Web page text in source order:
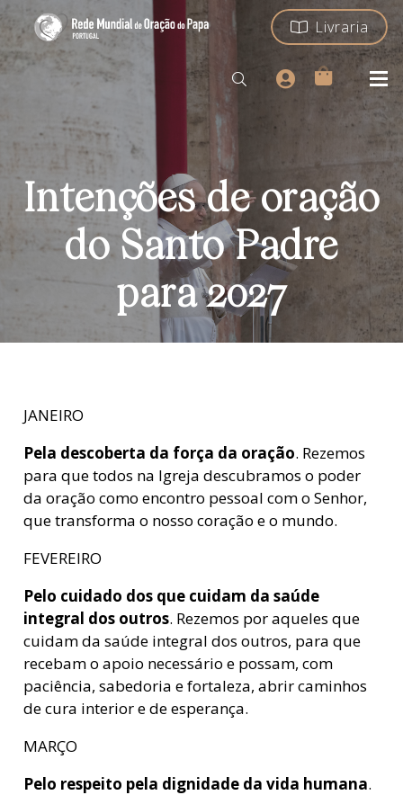
Livraria
Intenções de oração
do Santo Padre
para 2027
JANEIRO
Pela descoberta da força da oração. Rezemos
para que todos na Igreja descubramos o poder
da oração como encontro pessoal com o Senhor,
que transforma o nosso coração e o mundo.
FEVEREIRO
Pelo cuidado dos que cuidam da saúde
integral dos outros. Rezemos por aqueles que
cuidam da saúde integral dos outros, para que
recebam o apoio necessário e possam, com
paciência, sabedoria e fortaleza, abrir caminhos
de cura interior e de esperança.
MARÇO
Pelo respeito pela dignidade da vida humana.